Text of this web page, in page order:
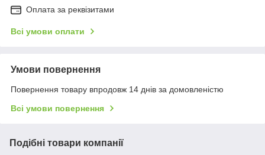
Оплата за реквізитами
Всі умови оплати
Умови повернення
Повернення товару впродовж 14 днів за домовленістю
Всі умови повернення
Подібні товари компанії